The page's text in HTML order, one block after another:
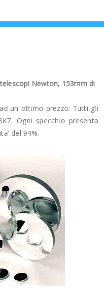
Newton, 153mm di
un ottimo prezzo. Tutti gli
Ogni specchio presenta
del 94%.